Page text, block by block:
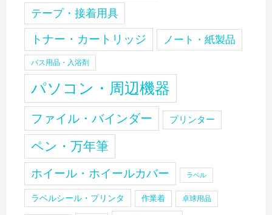
テープ・接着用具
トナー・カートリッジ ノート・紙製品
バス用品・入浴剤
パソコン・周辺機器
ファイル・バインダー プリンター
ペン・万年筆
ホイール・ホイールカバー ラベル
ラベルシール・プリンタ 作業着 卓球用品